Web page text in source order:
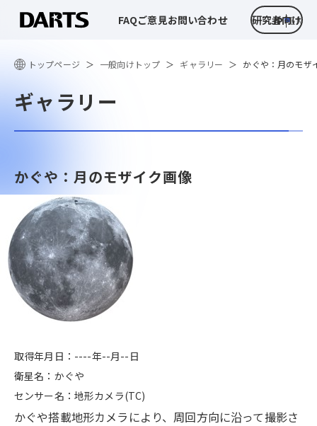
FAQご意見お問い合わせ 研究者向け
JP EN
トップページ 一般向けトップ ギャラリー かぐや：月のモザ
ギャラリー
かぐや：月のモザイク画像
取得年月日：----年--月--日
衛星名：かぐや
センサー名：地形カメラ(TC)
かぐや搭載地形カメラにより、周回方向に沿って撮影さ